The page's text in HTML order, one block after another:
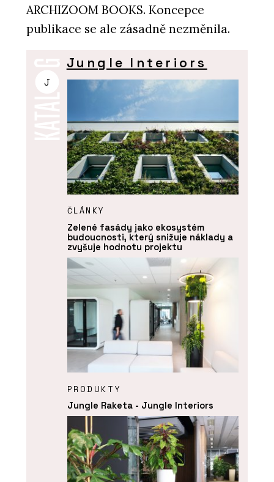
ARCHIZOOM BOOKS. Koncepce
publikace se ale zásadně nezměnila.
J
Jungle Interiors
ČLÁNKY
Zelené fasády jako ekosystém
budoucnosti, který snižuje náklady a
zvyšuje hodnotu projektu
PRODUKTY
Jungle Raketa - Jungle Interiors